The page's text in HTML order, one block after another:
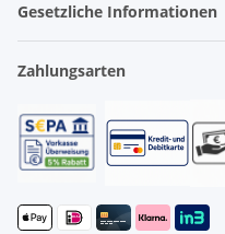
Gesetzliche Informationen
Zahlungsarten